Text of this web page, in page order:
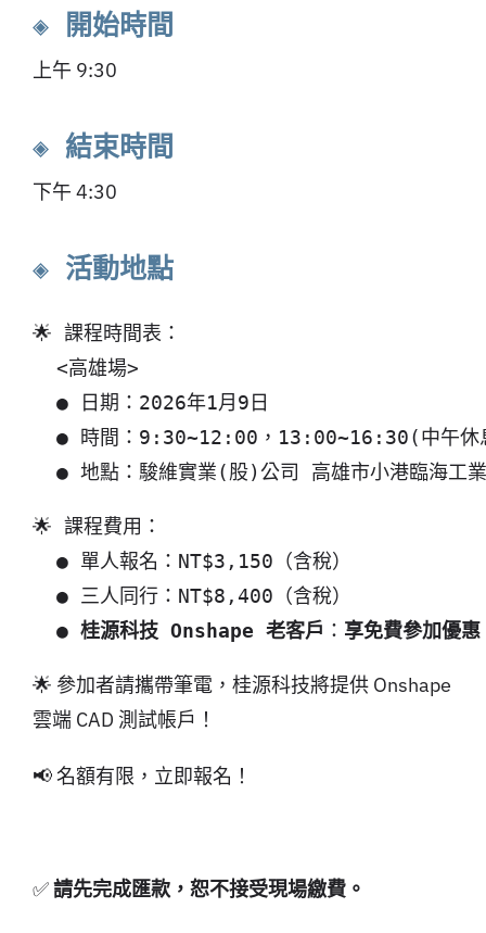
◈ 開始時間
上午 9:30
◈ 結束時間
下午 4:30
◈ 活動地點
  <高雄場>
  ● 日期：2026年1月9日
● 時間：9:30~12:00，13:00~16:30(中午休
🌟 課程費用：
  ● 單人報名：NT$3,150（含稅）
  ● 三人同行：NT$8,400（含稅）
  ●
桂源科技 Onshape 老客戶 ： 享免費參加優惠
🌟 參加者請攜帶筆電，桂源科技將提供 Onshape
雲端 CAD 測試帳戶！
📢 名額有限，立即報名！
✅請先完成匯款，恕不接受現場繳費。